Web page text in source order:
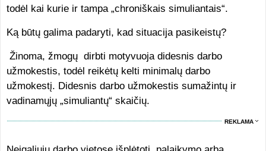
todėl kai kurie ir tampa „chroniškais simuliantais“.
Ką būtų galima padaryti, kad situacija pasikeistų?
Žinoma, žmogų dirbti motyvuoja didesnis darbo
užmokestis, todėl reikėtų kelti minimalų darbo
užmokestį. Didesnis darbo užmokestis sumažintų ir
vadinamųjų „simuliantų“ skaičių.
REKLAMA